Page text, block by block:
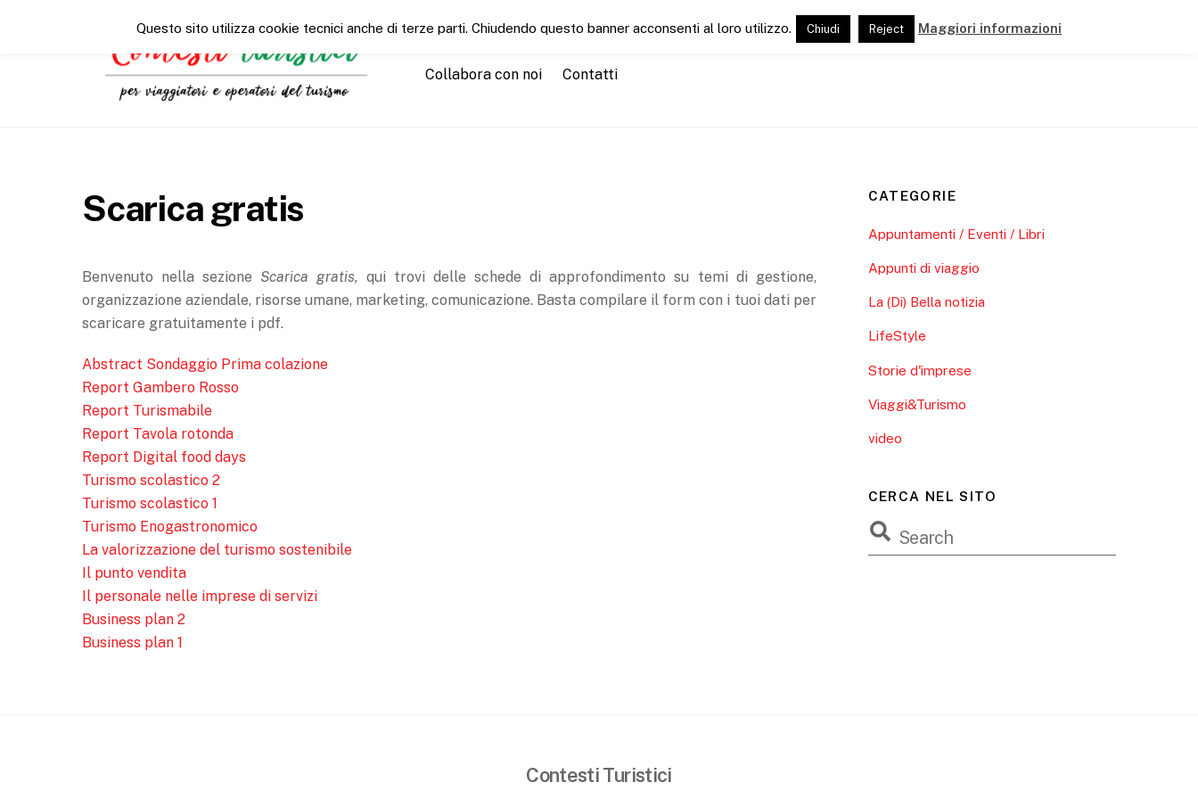
Chi siamo Servizi CT News CTEducation CTGuide Pubblicazioni Link e Partner
Collabora con noi Contatti
Scarica gratis
Benvenuto nella sezione Scarica gratis,qui trovi delle schede di approfondimento su temi di gestione,
organizzazione aziendale, risorse umane, marketing, comunicazione. Basta compilare il form con i tuoi dati per
scaricare gratuitamente i pdf.
Abstract Sondaggio Prima colazione
Report Gambero Rosso
Report Turismabile
Report Tavola rotonda
Report Digital food days
Turismo scolastico 2
Turismo scolastico 1
Turismo Enogastronomico
La valorizzazione del turismo sostenibile
Il punto vendita
Il personale nelle imprese di servizi
Business plan 2
Business plan 1
CATEGORIE
Appuntamenti / Eventi / Libri
Appunti di viaggio
La (Di) Bella notizia
LifeStyle
Storie d'imprese
Viaggi&Turismo
video
CERCA NEL SITO
Contesti Turistici
Questo sito utilizza cookie tecnici anche di terze parti. Chiudendo questo banner acconsenti al loro utilizzo. Chiudi Reject Maggiori informazioni